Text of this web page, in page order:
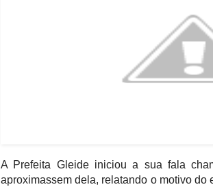
A Prefeita Gleide iniciou a sua fala
aproximassem dela, relatando o motivo